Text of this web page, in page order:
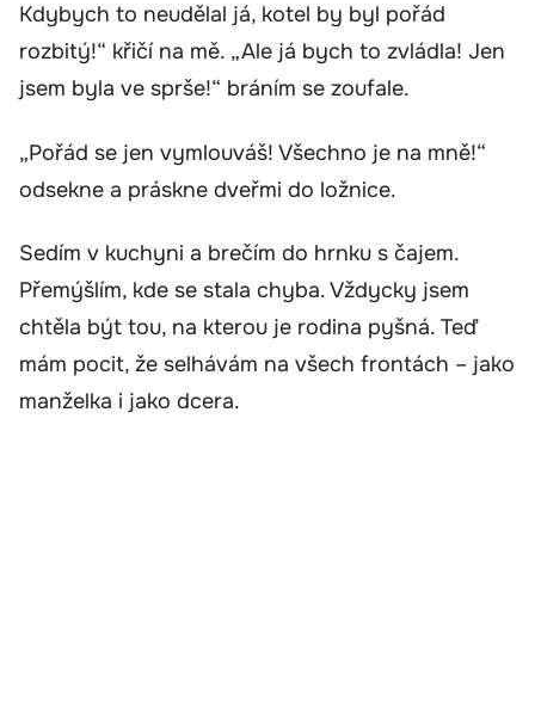
Kdybych to neudělal já, kotel by byl pořád
rozbitý!“ křičí na mě. „Ale já bych to zvládla! Jen
jsem byla ve sprše!“ bráním se zoufale.
„Pořád se jen vymlouváš! Všechno je na mně!“
odsekne a práskne dveřmi do ložnice.
Sedím v kuchyni a brečím do hrnku s čajem.
Přemýšlím, kde se stala chyba. Vždycky jsem
chtěla být tou, na kterou je rodina pyšná. Teď
mám pocit, že selhávám na všech frontách – jako
manželka i jako dcera.